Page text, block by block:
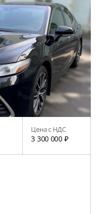
Цена с НДС
3 300 000 ₽